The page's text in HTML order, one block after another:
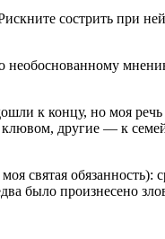
сострить при
к концу, но моя
другие — к
святая
было произнесено